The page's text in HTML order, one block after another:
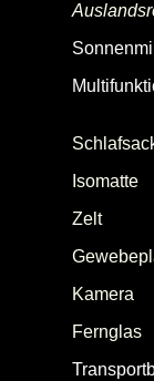
Isomatte
Zelt
Kamera
Fernglas